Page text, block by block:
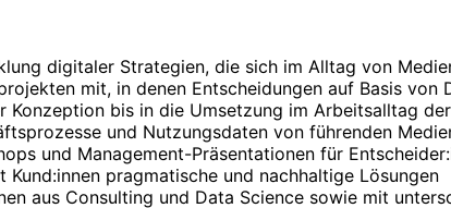
digitaler Strategien, die sich im Alltag von
mit, in denen Entscheidungen auf Basis
bis in die Umsetzung im Arbeitsalltag
und Nutzungsdaten von führenden
und Management-Präsentationen für
pragmatische und nachhaltige Lösungen
aus Consulting und Data Science sowie mit